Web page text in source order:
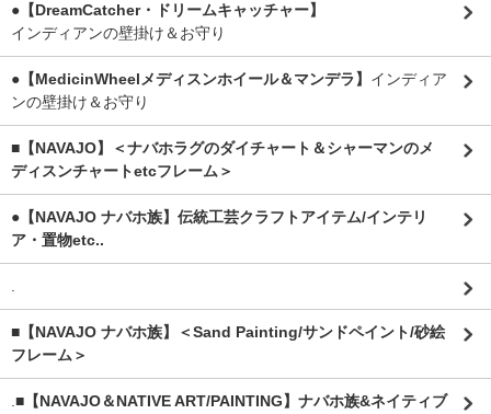
●【DreamCatcher・ドリームキャッチャー】
インディアンの壁掛け＆お守り
●【MedicinWheelメディスンホイール＆マンデラ】 インディア
ンの壁掛け＆お守り
■【NAVAJO】＜ナバホラグのダイチャート＆シャーマンのメ
ディスンチャートetcフレーム＞
●【NAVAJO ナバホ族】伝統工芸クラフトアイテム/インテリ
ア・置物etc..
■【NAVAJO ナバホ族】＜Sand Painting/サンドペイント/砂絵
フレーム＞
■【NAVAJO＆NATIVE ART/PAINTING】ナバホ族&ネイティブ